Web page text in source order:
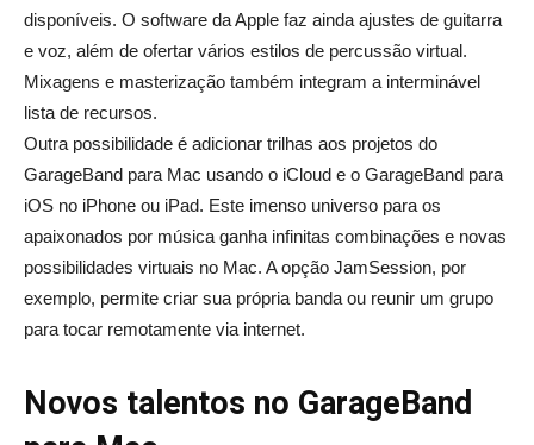
disponíveis. O software da Apple faz ainda ajustes de guitarra
e voz, além de ofertar vários estilos de percussão virtual.
Mixagens e masterização também integram a interminável
lista de recursos.
Outra possibilidade é adicionar trilhas aos projetos do
GarageBand para Mac usando o iCloud e o GarageBand para
iOS no iPhone ou iPad. Este imenso universo para os
apaixonados por música ganha infinitas combinações e novas
possibilidades virtuais no Mac. A opção JamSession, por
exemplo, permite criar sua própria banda ou reunir um grupo
para tocar remotamente via internet.
Novos talentos no GarageBand